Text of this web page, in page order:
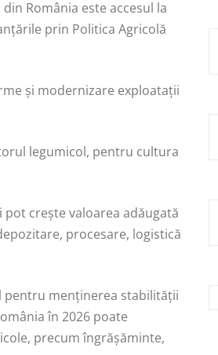
România este accesul la
prin Politica Agricolă
și modernizare exploatații
legumicol, pentru cultura
crește valoarea adăugată
procesare, logistică
pentru menținerea stabilității
în 2026 poate
precum îngrășăminte,